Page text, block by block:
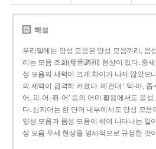
해설
우리말에는 양성 모음은 양성 모음끼리, 음
리는 모음 조화(母音調和) 현상이 있다. 중
성 모음의 세력이 크게 차이가 나지 않았으
의 세력이 급격히 커졌다. 예컨대 ‘ 막-아, 좁
어, 괴-어, 쥐-어’ 등의 어미 활용에서도 음
다. 심지어는 한 단어 내부에서도 양성 모음
양성 모음과 음성 모음이 섞여 나타나는 일
성 모음 우세 현상을 명시적으로 규정한 것